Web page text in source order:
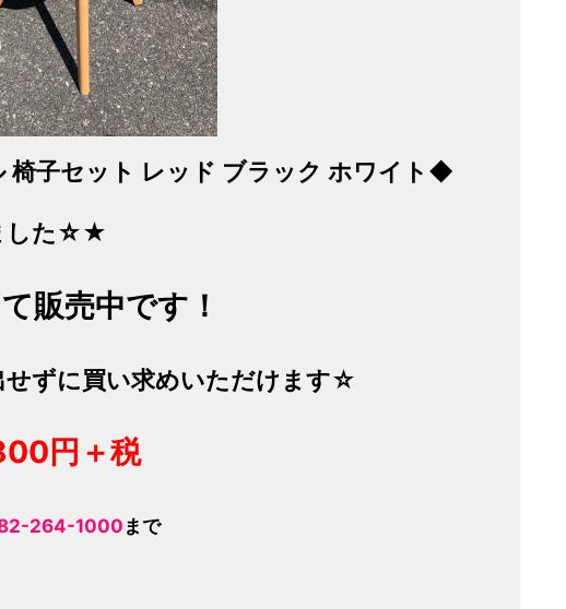
子セット レッド ブラック ホワイト◆
した☆★
販売中です！
ずに買い求めいただけます☆
円＋税
264-1000 まで